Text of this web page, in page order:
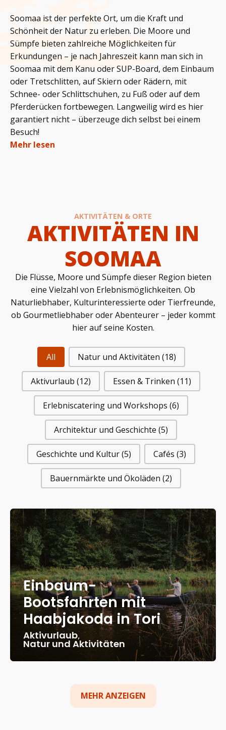
Soomaa ist der perfekte Ort, um die Kraft und
Schönheit der Natur zu erleben. Die Moore und
Sümpfe bieten zahlreiche Möglichkeiten für
Erkundungen – je nach Jahreszeit kann man sich in
Soomaa mit dem Kanu oder SUP-Board, dem Einbaum
oder Tretschlitten, auf Skiern oder Rädern, mit
Schnee- oder Schlittschuhen, zu Fuß oder auf dem
Pferderücken fortbewegen. Langweilig wird es hier
garantiert nicht – überzeuge dich selbst bei einem
Besuch!
Mehr lesen
AKTIVITÄTEN & ORTE
AKTIVITÄTEN IN
SOOMAA
Die Flüsse, Moore und Sümpfe dieser Region bieten
eine Vielzahl von Erlebnismöglichkeiten. Ob
Naturliebhaber, Kulturinteressierte oder Tierfreunde,
ob Gourmetliebhaber oder Abenteurer – jeder kommt
hier auf seine Kosten.
All Natur und Aktivitäten (18)
Aktivurlaub (12) Essen & Trinken (11)
Erlebniscatering und Workshops (6)
Architektur und Geschichte (5)
Geschichte und Kultur(5) Cafés (3)
Bauernmärkte und Ökoläden (2)
Einbaum-
Bootsfahrten mit
Haabjakoda in Tori
Aktivurlaub,
Natur und Aktivitäten
MEHR ANZEIGEN